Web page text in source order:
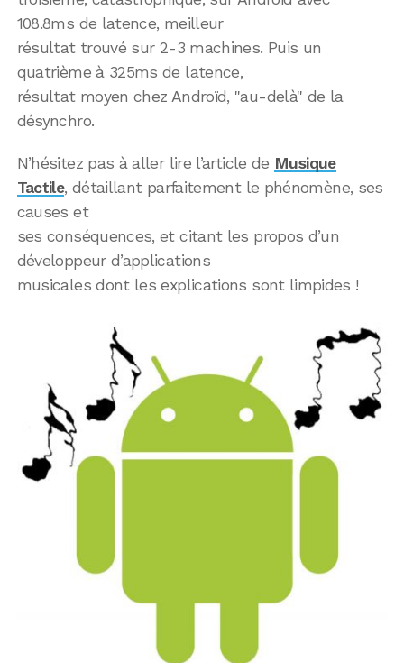
108.8ms de latence, meilleur
résultat trouvé sur 2-3 machines. Puis un
quatrième à 325ms de latence,
résultat moyen chez Androïd, "au-delà" de la
désynchro.
N’hésitez pas à aller lire l’article de Musique
Tactile, détaillant parfaitement le phénomène, ses
causes et
ses conséquences, et citant les propos d’un
développeur d’applications
musicales dont les explications sont limpides !